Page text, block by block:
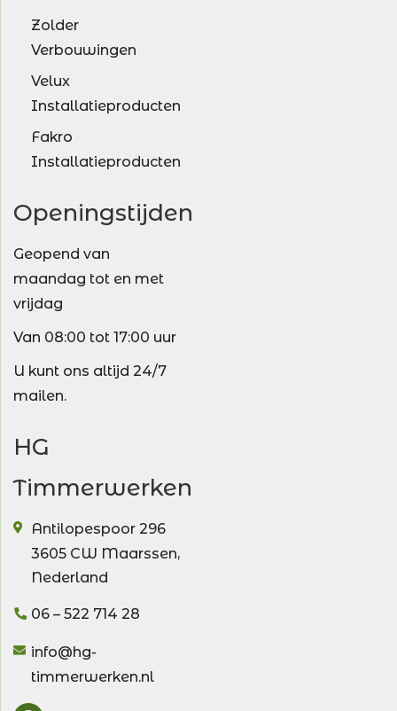
Zolder
Verbouwingen
Velux
Installatieproducten
Fakro
Installatieproducten
Openingstijden
Geopend van
maandag tot en met
vrijdag
Van 08:00 tot 17:00 uur
U kunt ons altijd 24/7
mailen.
HG
Timmerwerken
Antilopespoor 296
3605 CW Maarssen,
Nederland
06 – 522 714 28
info@hg-
timmerwerken.nl